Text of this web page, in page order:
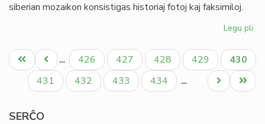
siberian mozaikon konsistigas historiaj fotoj kaj faksimiloj.
Legu pli
Pagination
Unua
paĝo
Antaŭa
paĝo
… Paĝo
426 Paĝo
427 Paĝo
428 Paĝo
429
Aktuala
paĝo
430
Paĝo
431 Paĝo
432 Paĝo
433 Paĝo
434 …
Last
page
Next
page
SERĈO